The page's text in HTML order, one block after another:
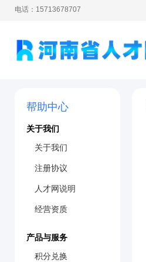
电话：15713678707
帮助中心
关于我们
关于我们
注册协议
人才网说明
经营资质
产品与服务
积分兑换